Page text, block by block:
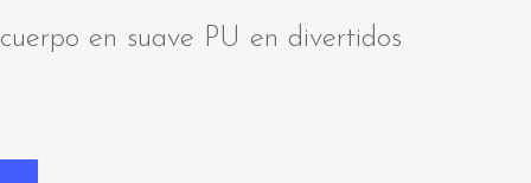
en suave PU en divertidos